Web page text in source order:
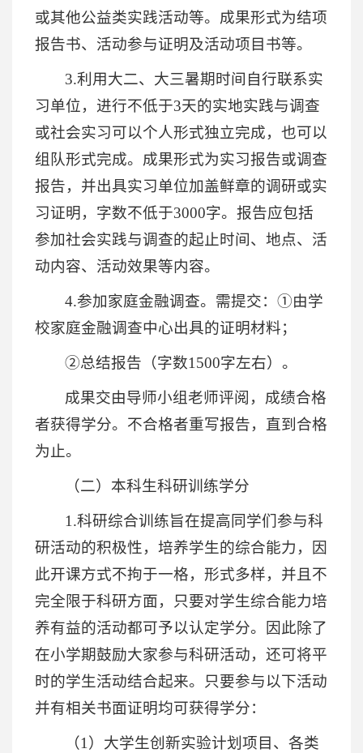
或其他公益类实践活动等。成果形式为结项
报告书、活动参与证明及活动项目书等。
3.利用大二、大三暑期时间自行联系实
习单位，进行不低于3天的实地实践与调查
或社会实习可以个人形式独立完成，也可以
组队形式完成。成果形式为实习报告或调查
报告，并出具实习单位加盖鲜章的调研或实
习证明，字数不低于3000字。报告应包括
参加社会实践与调查的起止时间、地点、活
动内容、活动效果等内容。
4.参加家庭金融调查。需提交：①由学
校家庭金融调查中心出具的证明材料；
②总结报告（字数1500字左右）。
成果交由导师小组老师评阅，成绩合格
者获得学分。不合格者重写报告，直到合格
为止。
（二）本科生科研训练学分
1.科研综合训练旨在提高同学们参与科
研活动的积极性，培养学生的综合能力，因
此开课方式不拘于一格，形式多样，并且不
完全限于科研方面，只要对学生综合能力培
养有益的活动都可予以认定学分。因此除了
在小学期鼓励大家参与科研活动，还可将平
时的学生活动结合起来。只要参与以下活动
并有相关书面证明均可获得学分：
（1）大学生创新实验计划项目、各类